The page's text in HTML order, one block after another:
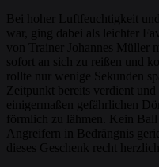
Bei hoher Luftfeuchtigkeit
war, ging dabei als leichter
von Trainer Johannes Müller
sofort an sich zu reißen und
rollte nur wenige Sekunden
Zeitpunkt bereits verdient
einigermaßen gefährlichen
förmlich zu lähmen. Kein
Angreifern in Bedrängnis
dieses Geschenk recht